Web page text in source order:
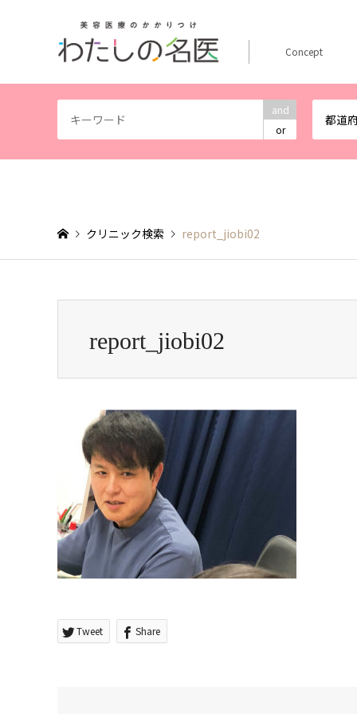
and
or
都道
Concept
クリニック検索 report_jiobi02
report_jiobi02
Tweet Share